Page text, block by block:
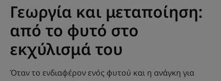
Γεωργία και μεταποίηση:
από το φυτό στο
εκχύλισμά του
Όταν το ενδιαφέρον ενός φυτού και η ανάγκη για